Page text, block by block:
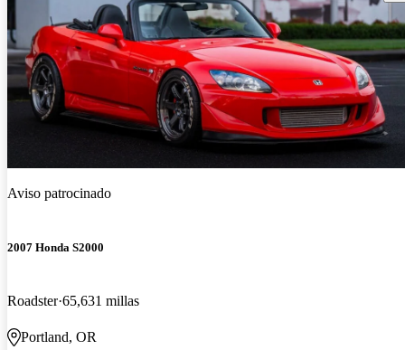
Aviso patrocinado
2007 Honda S2000
Roadster 65,631 millas
Portland, OR